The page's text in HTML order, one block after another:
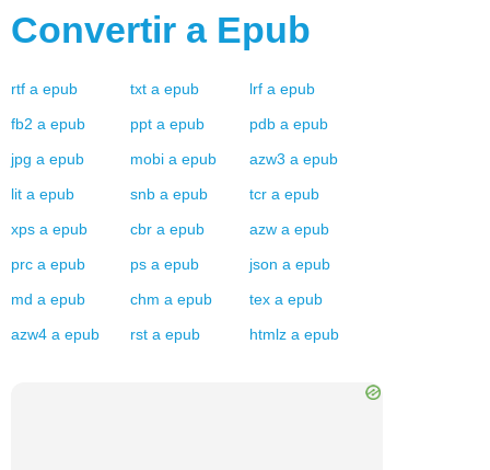
Convertir a Epub
rtf a epub txt a epub lrf a epub
fb2 a epub ppt a epub pdb a epub
jpg a epub mobi a epub azw3 a epub
lit a epub snb a epub tcr a epub
xps a epub cbr a epub azw a epub
prc a epub ps a epub json a epub
md a epub chm a epub tex a epub
azw4 a epub rst a epub htmlz a epub